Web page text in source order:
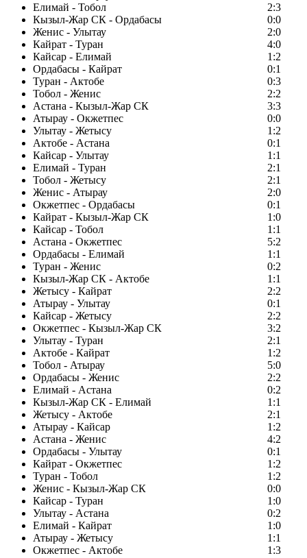
Елимай - Тобол
2:3
Кызыл-Жар СК - Ордабасы
0:0
Женис - Улытау
2:0
Кайрат - Туран
4:0
Кайсар - Елимай
1:2
Ордабасы - Кайрат
0:1
Туран - Актобе
0:3
Тобол - Женис
2:2
Астана - Кызыл-Жар СК
3:3
Атырау - Окжетпес
0:0
Улытау - Жетысу
1:2
Актобе - Астана
0:1
Кайсар - Улытау
1:1
Елимай - Туран
2:1
Тобол - Жетысу
2:1
Женис - Атырау
2:0
Окжетпес - Ордабасы
0:1
Кайрат - Кызыл-Жар СК
1:0
Кайсар - Тобол
1:1
Астана - Окжетпес
5:2
Ордабасы - Елимай
1:1
Туран - Женис
0:2
Кызыл-Жар СК - Актобе
1:1
Жетысу - Кайрат
2:2
Атырау - Улытау
0:1
Кайсар - Жетысу
2:2
Окжетпес - Кызыл-Жар СК
3:2
Улытау - Туран
2:1
Актобе - Кайрат
1:2
Тобол - Атырау
5:0
Ордабасы - Женис
2:2
Елимай - Астана
0:2
Кызыл-Жар СК - Елимай
1:1
Жетысу - Актобе
2:1
Атырау - Кайсар
1:2
Астана - Женис
4:2
Ордабасы - Улытау
0:1
Кайрат - Окжетпес
1:2
Туран - Тобол
1:2
Женис - Кызыл-Жар СК
0:0
Кайсар - Туран
1:0
Улытау - Астана
0:2
Елимай - Кайрат
1:0
Атырау - Жетысу
1:1
Окжетпес - Актобе
1:3